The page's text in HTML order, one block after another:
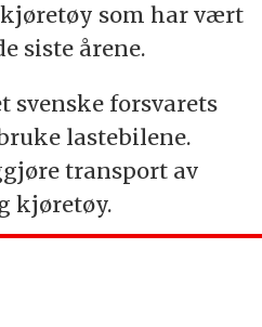
som har vært
siste årene.
svenske forsvarets
lastebilene.
transport av
kjøretøy.